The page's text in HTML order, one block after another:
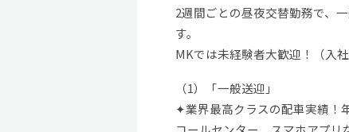
2週間ごとの昼夜交替勤務で、
す。
MKでは未経験者大歓迎！（入
（1）「一般送迎」
✦業界最高クラスの配車実績！